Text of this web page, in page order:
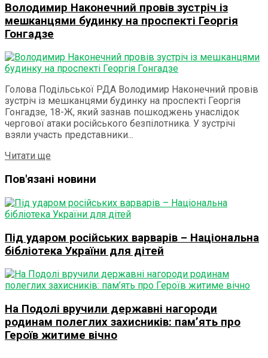
Володимир Наконечний провів зустріч із
мешканцями будинку на проспекті Георгія
Гонгадзе
Голова Подільської РДА Володимир Наконечний провів
зустріч із мешканцями будинку на проспекті Георгія
Гонгадзе, 18-Ж, який зазнав пошкоджень унаслідок
чергової атаки російського безпілотника. У зустрічі
взяли участь представники...
Читати ще
Пов'язані новини
Під ударом російських варварів – Національна
бібліотека України для дітей
На Подолі вручили державні нагороди
родинам полеглих захисників: пам’ять про
Героїв житиме вічно